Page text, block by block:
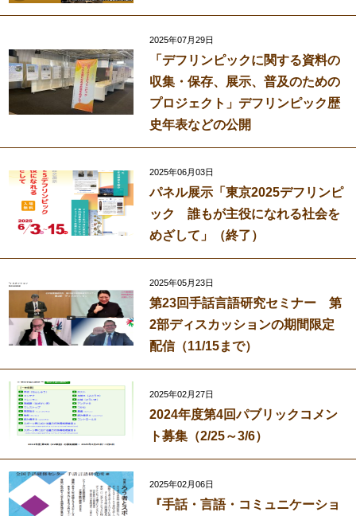
2025年07月29日
「デフリンピックに関する資料の
収集・保存、展示、普及のための
プロジェクト」デフリンピック歴
史年表などの公開
2025年06月03日
パネル展示「東京2025デフリンピ
ック 誰もが主役になれる社会を
めざして」（終了）
2025年05月23日
第23回手話言語研究セミナー 第
2部ディスカッションの期間限定
配信（11/15まで）
2025年02月27日
2024年度第4回パブリックコメン
ト募集（2/25～3/6）
2025年02月06日
『手話・言語・コミュニケーショ